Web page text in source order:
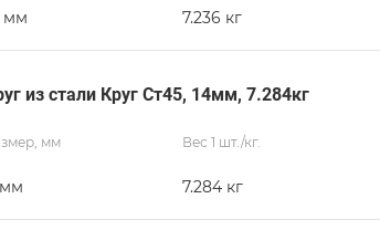
мм 7.236 кг
из стали Круг Ст45, 14мм, 7.284кг
мм Вес 1 шт./кг.
7.284 кг